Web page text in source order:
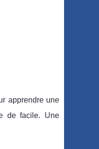
apprendre une
de facile. Une